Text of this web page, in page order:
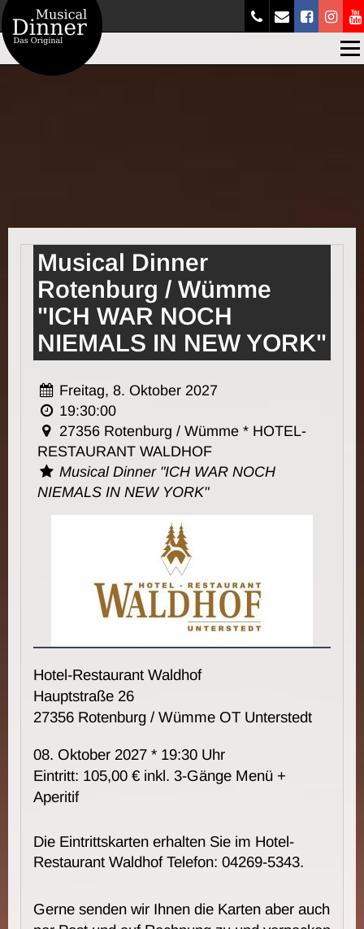
Musical Dinner
Rotenburg / Wümme
"ICH WAR NOCH
NIEMALS IN NEW YORK"
Freitag, 8. Oktober 2027
19:30:00
27356 Rotenburg / Wümme * HOTEL-
RESTAURANT WALDHOF
Musical Dinner "ICH WAR NOCH
NIEMALS IN NEW YORK"
Hotel-Restaurant Waldhof
Hauptstraße 26
27356 Rotenburg / Wümme OT Unterstedt
08. Oktober 2027 * 19:30 Uhr
Eintritt: 105,00 € inkl. 3-Gänge Menü +
Aperitif
Die Eintrittskarten erhalten Sie im Hotel-
Restaurant Waldhof Telefon: 04269-5343.
Gerne senden wir Ihnen die Karten aber auch